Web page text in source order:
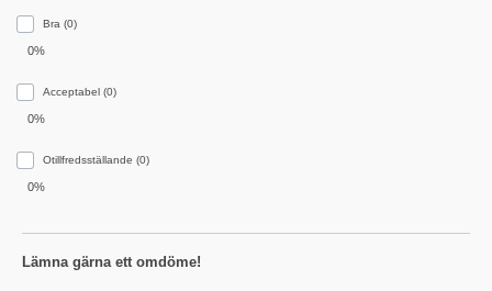
Bra (0)
0%
Acceptabel (0)
0%
Otillfredsställande (0)
0%
Lämna gärna ett omdöme!